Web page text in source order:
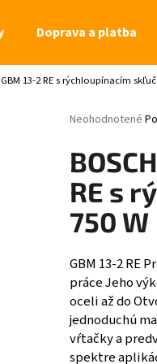
Doprava a platba
13-2 RE s rýchloupínacím
Priemerné
Neohodnotené
RE s
750 W
GBM 13-2 RE
práce Jeho
oceli až do
jednoduchú
vŕtačky a
spektre
nájsť?
HĽADAŤ